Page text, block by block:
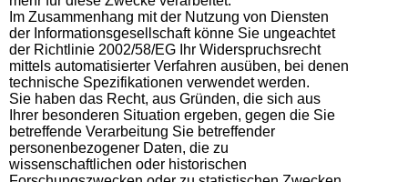
Im Zusammenhang mit der Nutzung von Diensten
der Informationsgesellschaft könne Sie ungeachtet
der Richtlinie 2002/58/EG Ihr Widerspruchsrecht
mittels automatisierter Verfahren ausüben, bei denen
technische Spezifikationen verwendet werden.
Sie haben das Recht, aus Gründen, die sich aus
Ihrer besonderen Situation ergeben, gegen die Sie
betreffende Verarbeitung Sie betreffender
personenbezogener Daten, die zu
wissenschaftlichen oder historischen